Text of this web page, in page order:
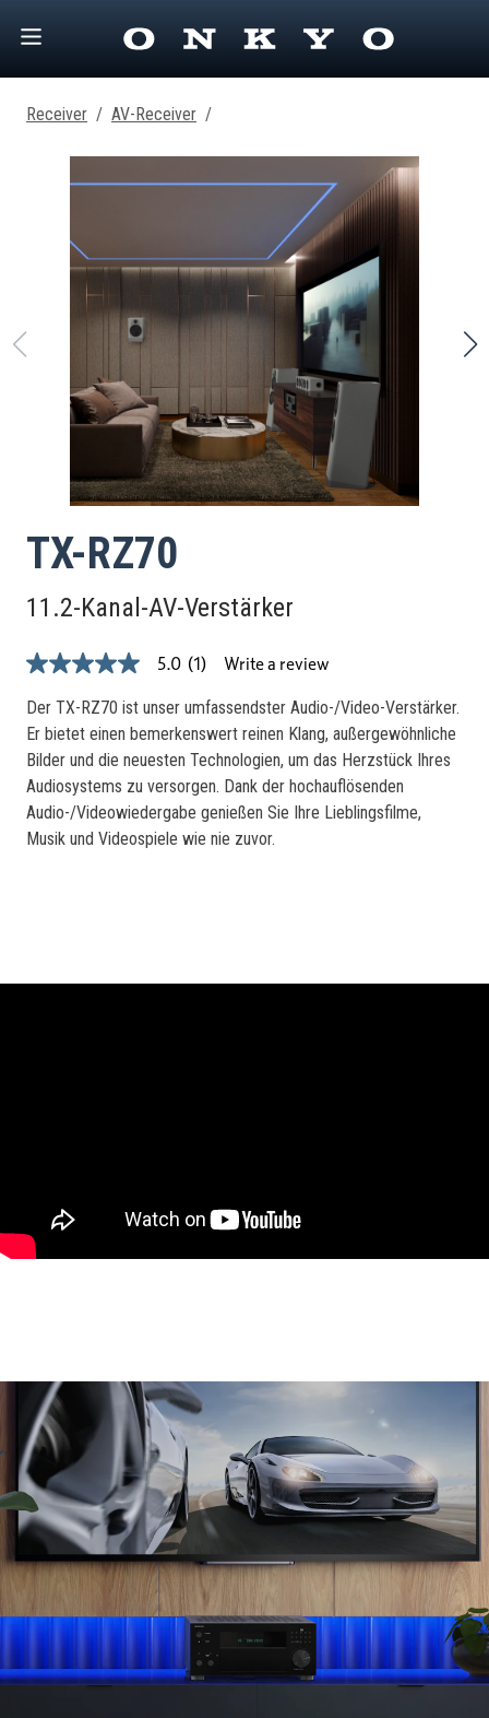
Receiver / AV-Receiver /
TX-RZ70
11.2-Kanal-AV-Verstärker
5.0
of
5
stars,
average
rating
value.
Read
a
Review.
5.0 (1) Write a review
Der TX-RZ70 ist unser umfassendster Audio-/Video-Verstärker.
Er bietet einen bemerkenswert reinen Klang, außergewöhnliche
Bilder und die neuesten Technologien, um das Herzstück Ihres
Audiosystems zu versorgen. Dank der hochauflösenden
Audio-/Videowiedergabe genießen Sie Ihre Lieblingsfilme,
Musik und Videospiele wie nie zuvor.